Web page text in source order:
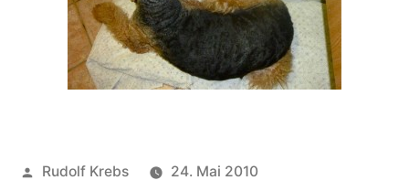
Veröffentlicht
Rudolf Krebs
24. Mai 2010